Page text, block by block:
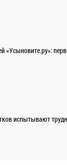
испытывают